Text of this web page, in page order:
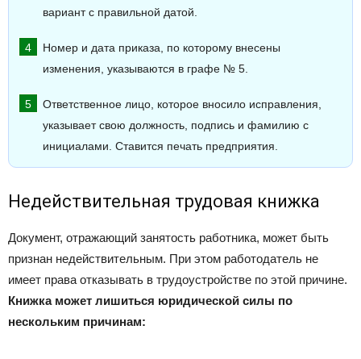
вариант с правильной датой.
Номер и дата приказа, по которому внесены
изменения, указываются в графе № 5.
Ответственное лицо, которое вносило исправления,
указывает свою должность, подпись и фамилию с
инициалами. Ставится печать предприятия.
Недействительная трудовая книжка
Документ, отражающий занятость работника, может быть
признан недействительным. При этом работодатель не
имеет права отказывать в трудоустройстве по этой причине.
Книжка может лишиться юридической силы по
нескольким причинам: